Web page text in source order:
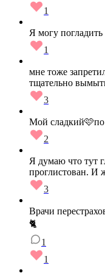
1
Я могу
1
мне тоже
тщательно
3
Мой сладкий🩷по
2
Я думаю что тут
проглистован. И
3
Врачи
🐈
1
1